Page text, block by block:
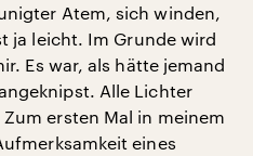
Atem, sich winden,
ja leicht. Im Grunde wird
Es war, als hätte jemand
Alle Lichter
ersten Mal in meinem
eines